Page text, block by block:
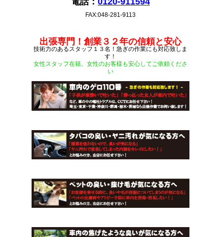
FAX:048-281-9113
出張専門！創業３２年の信頼と安心
技術力のあるスタッフ１３名！急ぎの作業にも対応致しま
す！
女性スタッフ在籍。女性のお客様も安心してご依頼くださ
い